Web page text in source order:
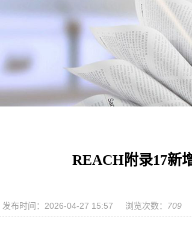
REACH附录17新
发布时间：2026-04-27 15:57 浏览次数： 709